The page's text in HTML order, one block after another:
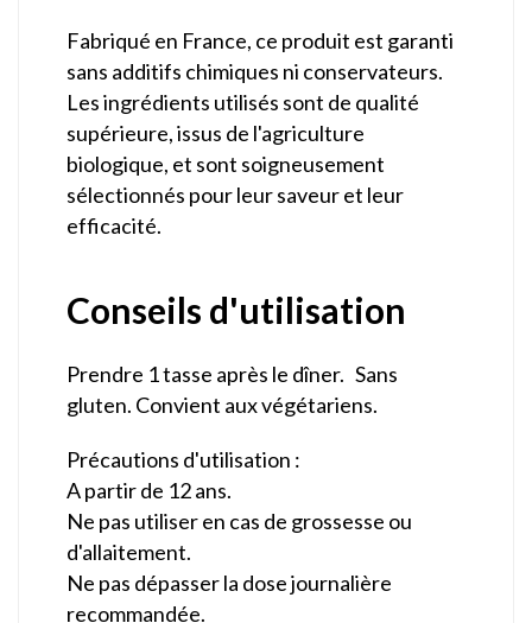
Fabriqué en France, ce produit est garanti
sans additifs chimiques ni conservateurs.
Les ingrédients utilisés sont de qualité
supérieure, issus de l'agriculture
biologique, et sont soigneusement
sélectionnés pour leur saveur et leur
efficacité.
Conseils d'utilisation
Prendre 1 tasse après le dîner. Sans
gluten. Convient aux végétariens.
Précautions d'utilisation :
A partir de 12 ans.
Ne pas utiliser en cas de grossesse ou
d'allaitement.
Ne pas dépasser la dose journalière
recommandée.